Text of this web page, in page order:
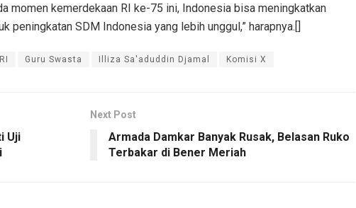
momen kemerdekaan RI ke-75 ini, Indonesia bisa meningkatkan
peningkatan SDM Indonesia yang lebih unggul,” harapnya.[]
Guru Swasta Illiza Sa'aduddin Djamal Komisi X
Uji
Next Post
Armada Damkar Banyak Rusak, Belasan Ruko
Terbakar di Bener Meriah